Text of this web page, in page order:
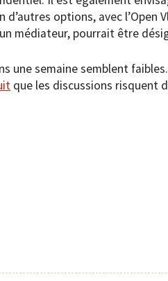
options, avec l’Open
médiateur, pourrait être
une semaine semblent
que les discussions risquent